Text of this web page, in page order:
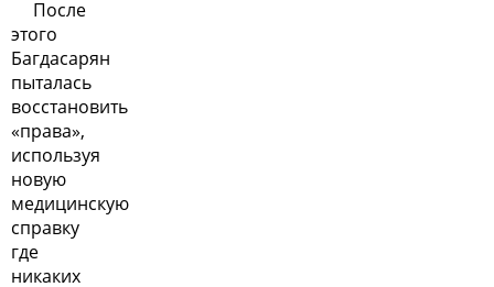
После
этого
Багдасарян
пыталась
восстановить
«права»,
используя
новую
медицинскую
справку
где
никаких